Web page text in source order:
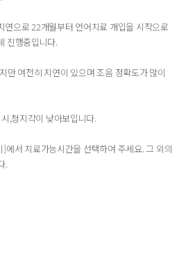
연으로 22개월부터 언어치료 개입을 시작으로
진행중입니다.
만 여전히 지연이 있으며 조음 정확도가 많이
,청지각이 낮아보입니다.
에서 치료가능시간을 선택하여 주세요. 그 외의
.